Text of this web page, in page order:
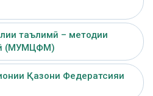
таълимӣ – методии
(МУМЦФМ)
Қазони Федератсияи